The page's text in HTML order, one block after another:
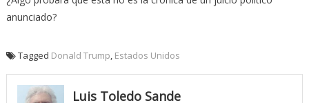
anunciado?
Tagged Donald Trump Estados Unidos
Luis Toledo Sande